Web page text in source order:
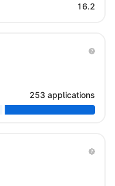
16.2
253 applications